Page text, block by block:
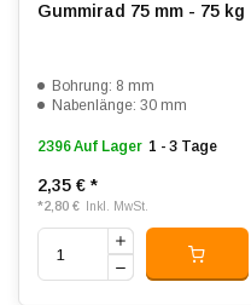
Gummirad 75 mm - 75 kg
Bohrung: 8 mm
Nabenlänge: 30 mm
2396 Auf Lager 1 - 3 Tage
2,35 € *
*2,80 € Inkl. MwSt.